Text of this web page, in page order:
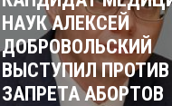
НАУК АЛЕКСЕЙ
ДОБРОВОЛЬСКИЙ
ВЫСТУПИЛ ПРОТИВ
ЗАПРЕТА АБОРТОВ